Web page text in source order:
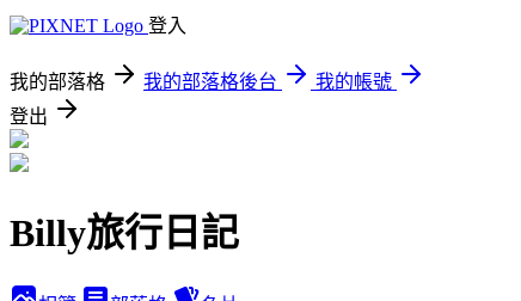
登入
我的部落格 我的部落格後台
我的帳號
登出
Billy旅行日記